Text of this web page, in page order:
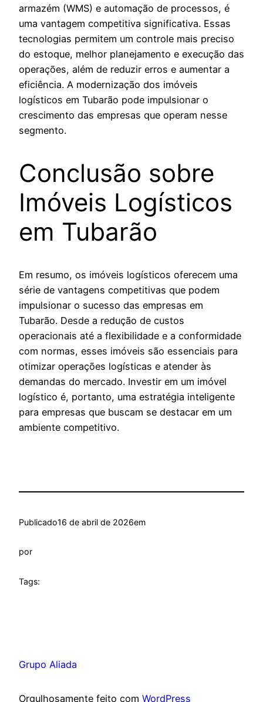
armazém (WMS) e automação de processos, é
uma vantagem competitiva significativa. Essas
tecnologias permitem um controle mais preciso
do estoque, melhor planejamento e execução das
operações, além de reduzir erros e aumentar a
eficiência. A modernização dos imóveis
logísticos em Tubarão pode impulsionar o
crescimento das empresas que operam nesse
segmento.
Conclusão sobre
Imóveis Logísticos
em Tubarão
Em resumo, os imóveis logísticos oferecem uma
série de vantagens competitivas que podem
impulsionar o sucesso das empresas em
Tubarão. Desde a redução de custos
operacionais até a flexibilidade e a conformidade
com normas, esses imóveis são essenciais para
otimizar operações logísticas e atender às
demandas do mercado. Investir em um imóvel
logístico é, portanto, uma estratégia inteligente
para empresas que buscam se destacar em um
ambiente competitivo.
Publicado16 de abril de 2026em
por
Tags:
Grupo Aliada
Orgulhosamente feito com WordPress